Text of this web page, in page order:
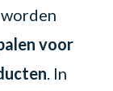
voor
. In